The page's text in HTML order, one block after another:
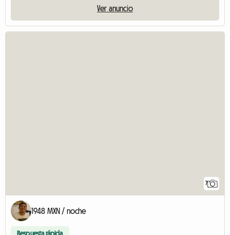
Ver anuncio
7
1948 MXN / noche
Respuesta rápida